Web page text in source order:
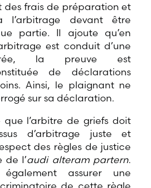
des frais de préparation et
l’arbitrage devant être
partie. Il ajoute qu’en
est conduit d’une
la preuve est
de déclarations
Ainsi, le plaignant ne
sur sa déclaration.
que l’arbitre de griefs doit
d’arbitrage juste et
des règles de justice
de l’audi alteram partern.
assurer une
de cette règle